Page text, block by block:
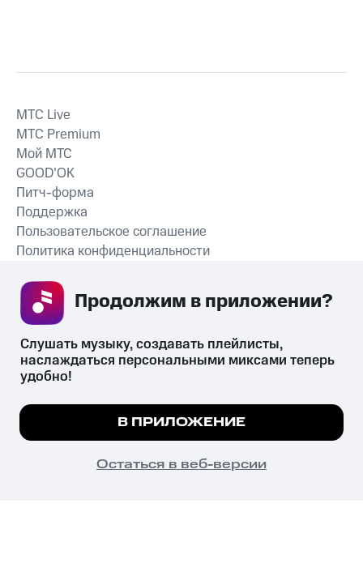
СКАЧАТЬ ПРИЛОЖЕНИЕ
MTС Live
MTС Premium
Мой МТС
GOOD’OK
Питч-форма
Поддержка
Пользовательское соглашение
Политика конфиденциальности
психотропных веществ, их аналогов причиняет вред здоровью,
их незаконный оборот запрещён и влечёт установленную
законодательством ответственность.
© 2026 ООО «КИОН».
Все права защищены
Мы используем куки, чтобы на сайте все
Подробнее
ПОНЯТНО
Слушать музыку, создавать плейлисты,
наслаждаться персональными миксами теперь
удобно!
В ПРИЛОЖЕНИЕ
Остаться в веб-версии